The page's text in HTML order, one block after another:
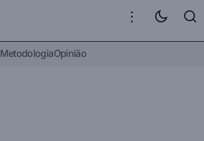
MetodologiaOpinião